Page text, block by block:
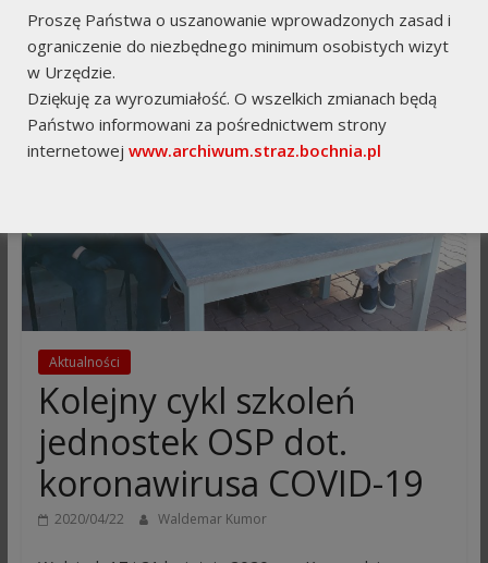
Aktualności
Kolejny cykl szkoleń
jednostek OSP dot.
koronawirusa COVID-19
2020/04/22 Waldemar Kumor
Proszę Państwa o uszanowanie wprowadzonych zasad i
ograniczenie do niezbędnego minimum osobistych wizyt
w Urzędzie.
Dziękuję za wyrozumiałość. O wszelkich zmianach będą
Państwo informowani za pośrednictwem strony
internetowej www.archiwum.straz.bochnia.pl